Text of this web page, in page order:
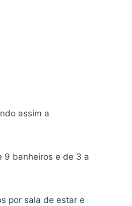
assim a
9 banheiros e de 3 a
por sala de estar e